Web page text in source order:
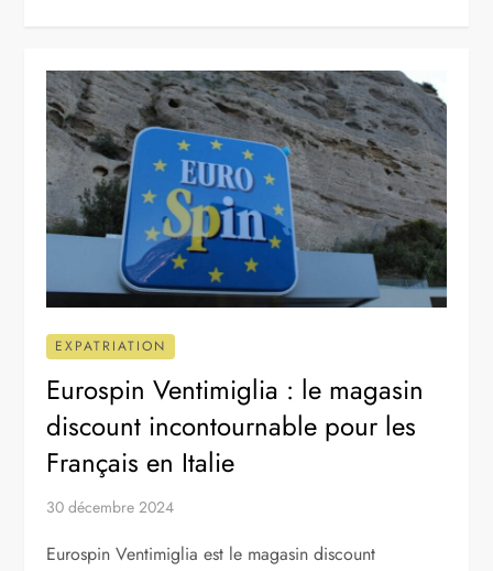
EXPATRIATION
Eurospin Ventimiglia : le magasin
discount incontournable pour les
Français en Italie
30 décembre 2024
Eurospin Ventimiglia est le magasin discount